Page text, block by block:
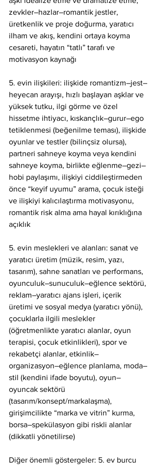
zevkler–hazlar–romantik jestler,
üretkenlik ve proje doğurma, yaratıcı
ilham ve akış, kendini ortaya koyma
cesareti, hayatın “tatlı” tarafı ve
motivasyon kaynağı
5. evin ilişkileri: ilişkide romantizm–jest–
heyecan arayışı, hızlı başlayan aşklar ve
yüksek tutku, ilgi görme ve özel
hissetme ihtiyacı, kıskançlık–gurur–ego
tetiklenmesi (beğenilme teması), ilişkide
oyunlar ve testler (bilinçsiz olursa),
partneri sahneye koyma veya kendini
sahneye koyma, birlikte eğlenme–gezi–
hobi paylaşımı, ilişkiyi ciddileştirmeden
önce “keyif uyumu” arama, çocuk isteği
ve ilişkiyi kalıcılaştırma motivasyonu,
romantik risk alma ama hayal kırıklığına
açıklık
5. evin meslekleri ve alanları: sanat ve
yaratıcı üretim (müzik, resim, yazı,
tasarım), sahne sanatları ve performans,
oyunculuk–sunuculuk–eğlence sektörü,
reklam–yaratıcı ajans işleri, içerik
üretimi ve sosyal medya (yaratıcı yönü),
çocuklarla ilgili meslekler
(öğretmenlikte yaratıcı alanlar, oyun
terapisi, çocuk etkinlikleri), spor ve
rekabetçi alanlar, etkinlik–
organizasyon–eğlence planlama, moda–
stil (kendini ifade boyutu), oyun–
oyuncak sektörü
(tasarım/konsept/markalaşma),
girişimcilikte “marka ve vitrin” kurma,
borsa–spekülasyon gibi riskli alanlar
(dikkatli yönetilirse)
Diğer önemli göstergeler: 5. ev burcu